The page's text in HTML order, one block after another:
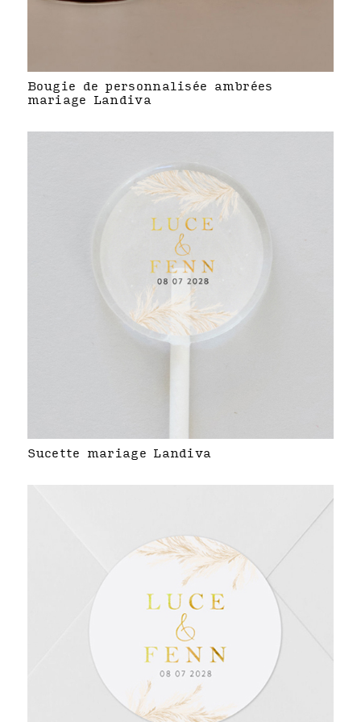
Bougie de personnalisée ambrées
mariage Landiva
Sucette mariage Landiva